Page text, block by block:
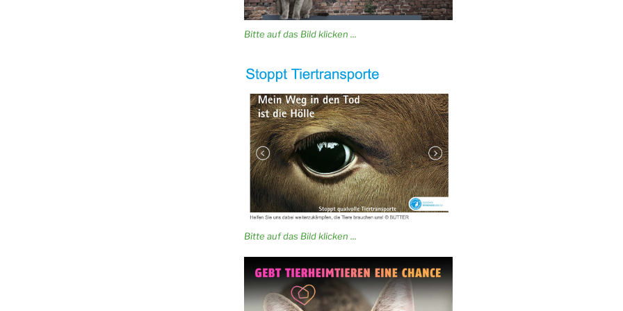
Bitte auf das Bild klicken ...
Bitte auf das Bild klicken ...